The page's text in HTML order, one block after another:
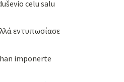
celu salu
εντυπωσίασε
imponerte